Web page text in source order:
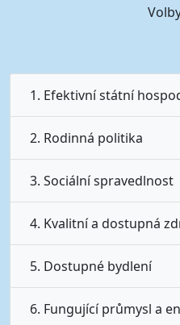
1. Efektivní státní
2. Rodinná politika
3. Sociální spravedlnost
4. Kvalitní a dostupná
5. Dostupné bydlení
6. Fungující průmysl a